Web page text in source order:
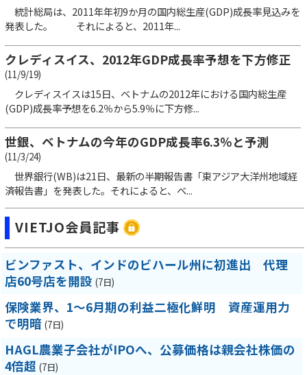
統計総局は、2011年年初9か月の国内総生産(GDP)成長率見込みを
発表した。 それによると、2011年...
クレディスイス、2012年GDP成長率予想を下方修正
(11/9/19)
クレディスイスは15日、ベトナムの2012年における国内総生産
(GDP)成長率予想を6.2％から5.9％に下方修...
世銀、ベトナムの今年のGDP成長率6.3％と予測
(11/3/24)
世界銀行(WB)は21日、最新の半期報告書「東アジア大洋州地域経
済報告書」を発表した。それによると、ベ...
VIETJO会員記事
ビンファスト、インドのビハール州に初進出 代理
店60号店を開設 (7日)
保険業界、1～6月期の利益二極化鮮明 資産運用力
で明暗 (7日)
HAGL農業子会社がIPOへ、公募価格は親会社株価の
4倍超 (7日)